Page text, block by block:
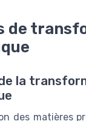
de
la
des matières